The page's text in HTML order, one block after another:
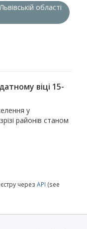
області
віці 15-
у
районів станом
через API (see